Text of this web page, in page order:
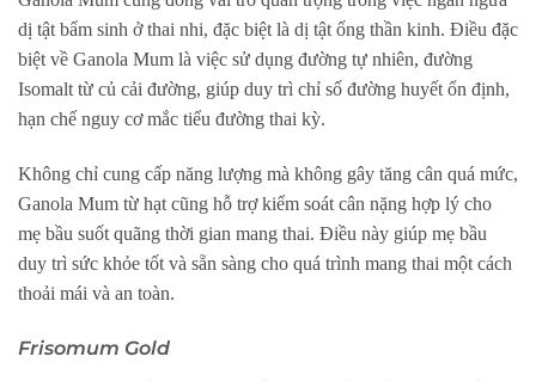
dị tật bẩm sinh ở thai nhi, đặc biệt là dị tật ống thần kinh. Điều đặc
biệt về Ganola Mum là việc sử dụng đường tự nhiên, đường
Isomalt từ củ cải đường, giúp duy trì chỉ số đường huyết ổn định,
hạn chế nguy cơ mắc tiểu đường thai kỳ.
Không chỉ cung cấp năng lượng mà không gây tăng cân quá mức,
Ganola Mum từ hạt cũng hỗ trợ kiểm soát cân nặng hợp lý cho
mẹ bầu suốt quãng thời gian mang thai. Điều này giúp mẹ bầu
duy trì sức khỏe tốt và sẵn sàng cho quá trình mang thai một cách
thoải mái và an toàn.
Frisomum Gold